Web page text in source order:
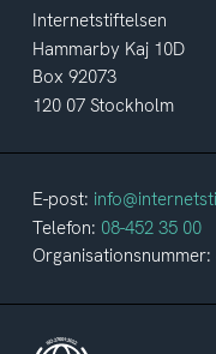
Internetstiftelsen
Hammarby Kaj 10D
Box 92073
120 07 Stockholm
E-post:
Telefon: 08-452 35 00
Organisationsnummer: